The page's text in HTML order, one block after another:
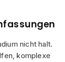
nicht halt.
komplexe